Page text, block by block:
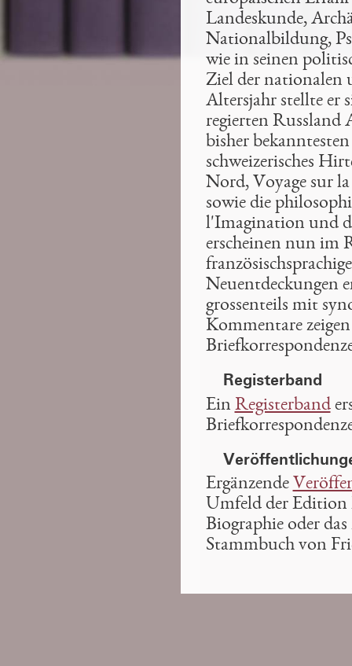
Landeskunde,
Nationalbildung,
wie in seinen
Ziel der
Altersjahr stellte er
regierten Russland
bisher
schweizerisches
Nord, Voyage sur la
sowie die
l'Imagination und
erscheinen nun im
Neuentdeckungen
grossenteils mit
Kommentare
Registerband
Ein Registerband
Ergänzende
Umfeld der Edition
Biographie oder
Stammbuch von